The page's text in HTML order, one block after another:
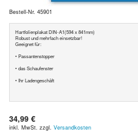
Bestell-Nr. 45901
Hartfolienplakat DIN-A1(594 x 841mm)
Robust und mehrfach einsetzbar!
Geeignet für:
• Passantenstopper
• das Schaufenster
• Ihr Ladengeschäft
34,99 €
inkl. MwSt. zzgl. Versandkosten